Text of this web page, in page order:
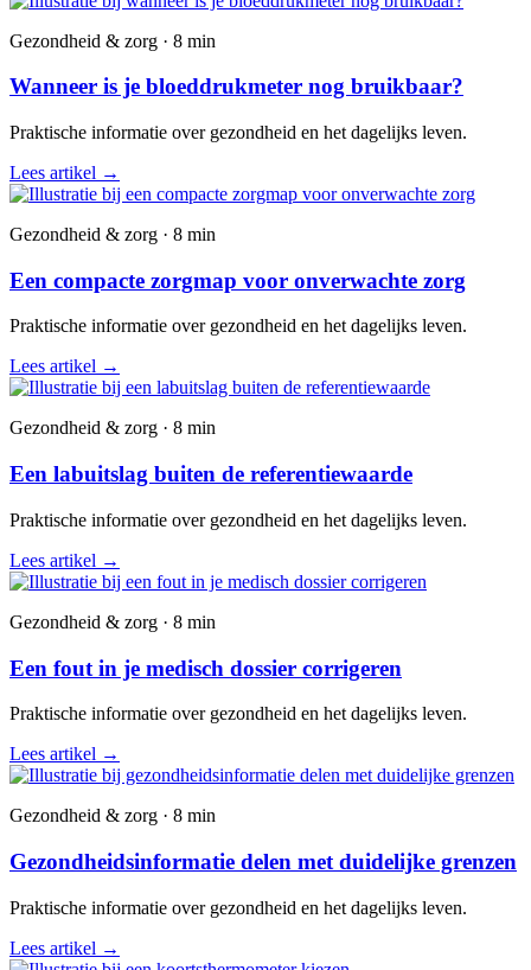
Gezondheid & zorg · 8 min
Wanneer is je bloeddrukmeter nog bruikbaar?
Praktische informatie over gezondheid en het dagelijks leven.
Lees artikel →
Gezondheid & zorg · 8 min
Een compacte zorgmap voor onverwachte zorg
Praktische informatie over gezondheid en het dagelijks leven.
Lees artikel →
Gezondheid & zorg · 8 min
Een labuitslag buiten de referentiewaarde
Praktische informatie over gezondheid en het dagelijks leven.
Lees artikel →
Gezondheid & zorg · 8 min
Een fout in je medisch dossier corrigeren
Praktische informatie over gezondheid en het dagelijks leven.
Lees artikel →
Gezondheid & zorg · 8 min
Gezondheidsinformatie delen met duidelijke grenzen
Praktische informatie over gezondheid en het dagelijks leven.
Lees artikel →